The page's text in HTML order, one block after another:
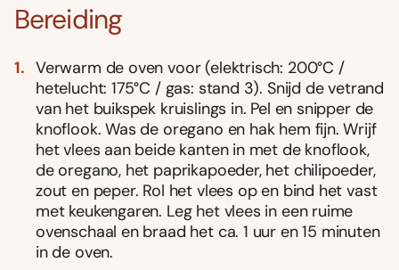
Bereiding
Verwarm de oven voor (elektrisch: 200°C /
hetelucht: 175°C / gas: stand 3). Snijd de vetrand
van het buikspek kruislings in. Pel en snipper de
knoflook. Was de oregano en hak hem fijn. Wrijf
het vlees aan beide kanten in met de knoflook,
de oregano, het paprikapoeder, het chilipoeder,
zout en peper. Rol het vlees op en bind het vast
met keukengaren. Leg het vlees in een ruime
ovenschaal en braad het ca. 1 uur en 15 minuten
in de oven.